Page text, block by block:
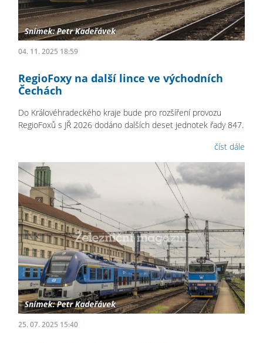
04. 11. 2025 18:59
RegioFoxy na další lince ve východních
Čechách
Do Královéhradeckého kraje bude pro rozšíření provozu
RegioFoxů s JŘ 2026 dodáno dalších deset jednotek řady 847.
číst dále
25. 07. 2025 15:40